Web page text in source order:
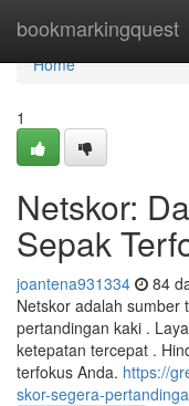
bookmarkingquest
Home
Home
1
Netskor:
Sepak
joantena931334 84
Netskor adalah sumber
pertandingan kaki .
ketepatan tercepat .
terfokus Anda. https://
skor-segera-